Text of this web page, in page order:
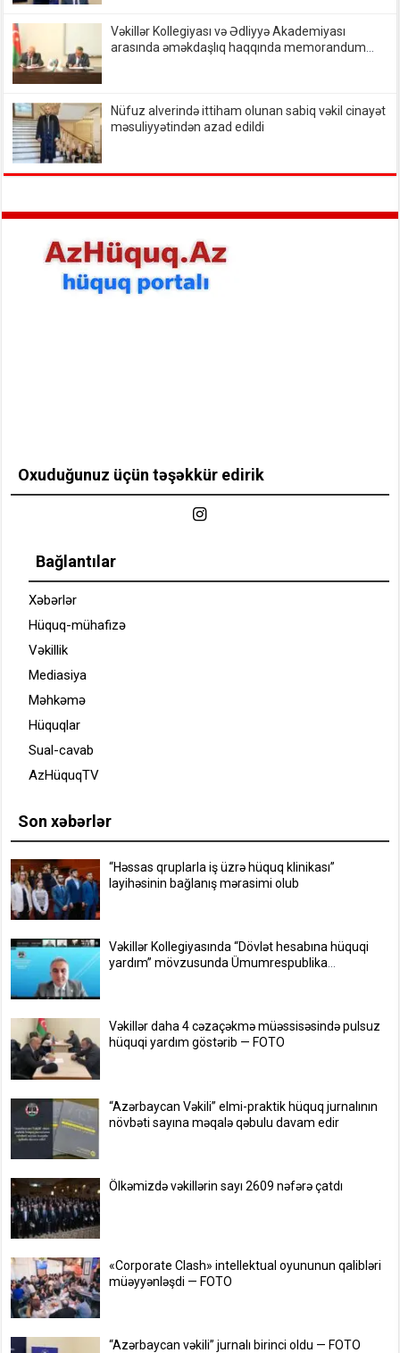
Vəkillər Kollegiyası və Ədliyyə Akademiyası
arasında əməkdaşlıq haqqında memorandum
Nüfuz alverində ittiham olunan sabiq vəkil cinayət
məsuliyyətindən azad edildi
Oxuduğunuz üçün təşəkkür edirik
Bağlantılar
Xəbərlər
Hüquq-mühafizə
Vəkillik
Mediasiya
Məhkəmə
Hüquqlar
Sual-cavab
AzHüquqTV
Son xəbərlər
“Həssas qruplarla iş üzrə hüquq klinikası”
layihəsinin bağlanış mərasimi olub
Vəkillər Kollegiyasında “Dövlət hesabına hüquqi
yardım” mövzusunda Ümumrespublika
Vəkillər daha 4 cəzaçəkmə müəssisəsində pulsuz
hüquqi yardım göstərib — FOTO
“Azərbaycan Vəkili” elmi-praktik hüquq jurnalının
növbəti sayına məqalə qəbulu davam edir
Ölkəmizdə vəkillərin sayı 2609 nəfərə çatdı
«Corporate Clash» intellektual oyununun qalibləri
müəyyənləşdi — FOTO
“Azərbaycan vəkili” jurnalı birinci oldu — FOTO